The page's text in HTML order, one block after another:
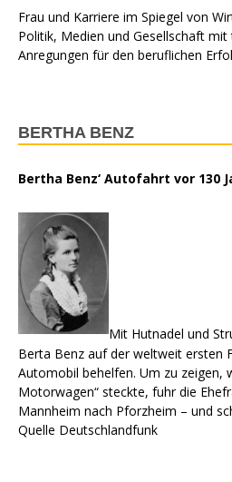
Frau und Karriere im Spiegel von
Politik, Medien und Gesellschaft
Anregungen für den beruflichen
BERTHA BENZ
Bertha Benz‘ Autofahrt vor 130
Mit Hutnadel und
Berta Benz auf der weltweit ersten
Automobil behelfen. Um zu zeigen,
Motorwagen“ steckte, fuhr die
Mannheim nach Pforzheim – und
Quelle Deutschlandfunk